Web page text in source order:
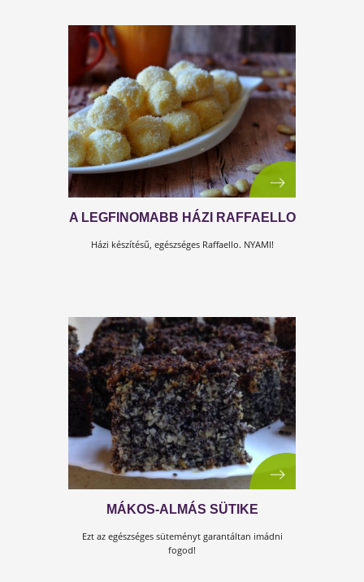
FITT TEJSZELET SZEDERREL
Liszt- és cukormentes finomság!
GESZTENYEKRÉM-TORTA
ÉDESANYÁMNAK (BABSZI
KONYHÁJA)
Természetesen glutén- és cukormentesen! :-)